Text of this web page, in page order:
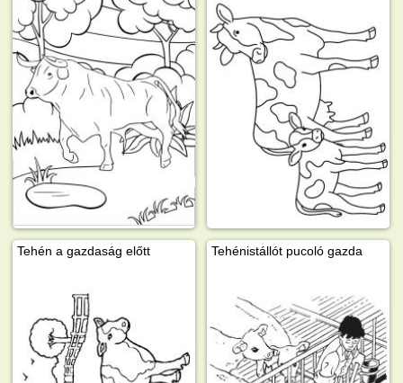
Tehén a gazdaság előtt Tehénistállót pucoló gazda